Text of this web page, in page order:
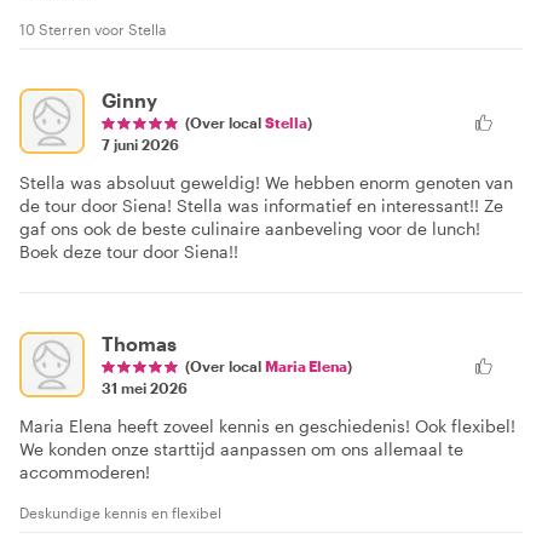
10 Sterren voor Stella
Ginny
(Over local Stella)
7 juni 2026
Stella was absoluut geweldig! We hebben enorm genoten van
de tour door Siena! Stella was informatief en interessant!! Ze
gaf ons ook de beste culinaire aanbeveling voor de lunch!
Boek deze tour door Siena!!
Thomas
(Over local Maria Elena)
31 mei 2026
Maria Elena heeft zoveel kennis en geschiedenis! Ook flexibel!
We konden onze starttijd aanpassen om ons allemaal te
accommoderen!
Deskundige kennis en flexibel